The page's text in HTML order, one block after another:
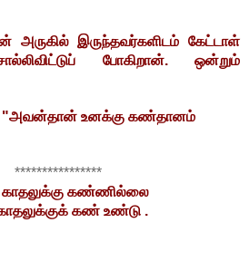
இருந்தவர்களிடம் கேட்டாள்
போகிறான். ஒன்றும்
உனக்கு கண்தானம்
கண்ணில்லை
கண் உண்டு .